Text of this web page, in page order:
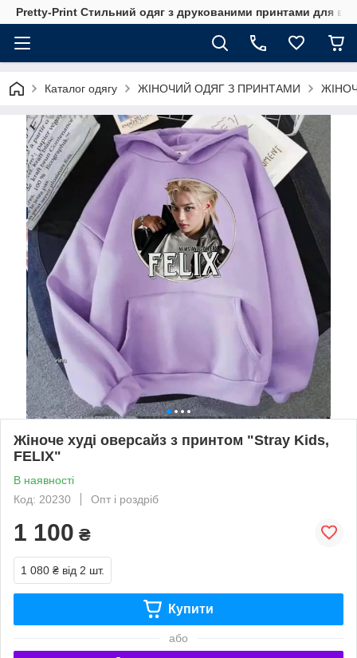
Pretty-Print Стильний одяг з друкованими принтами для
Каталог одягу ЖІНОЧИЙ ОДЯГ З ПРИНТАМИ
Жіноче худі оверсайз з принтом "Stray Kids,
FELIX"
В наявності
Код: 20230
Опт і роздріб
1 100 ₴
1 080 ₴ від 2 шт.
Купити
або